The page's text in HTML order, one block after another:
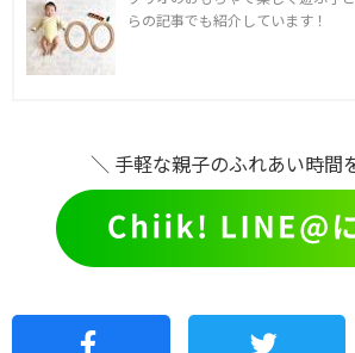
らの記事でも紹介しています！
＼ 手軽な親子のふれあい時間